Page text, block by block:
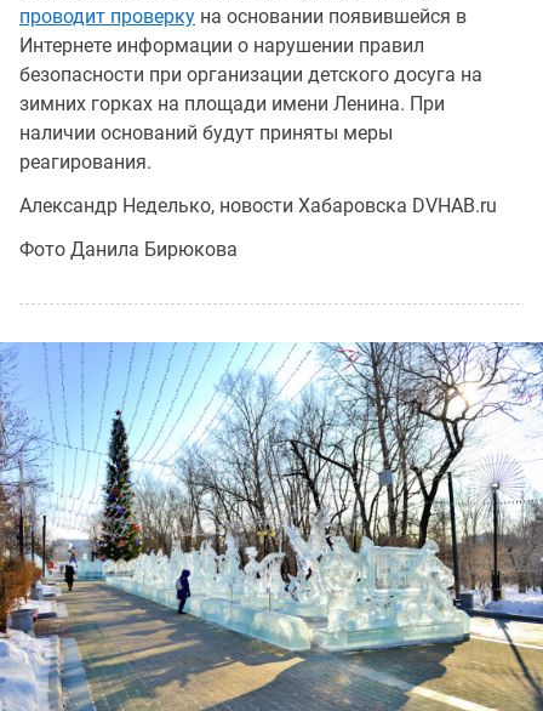
проводит проверку на основании появившейся в
Интернете информации о нарушении правил
безопасности при организации детского досуга на
зимних горках на площади имени Ленина. При
наличии оснований будут приняты меры
реагирования.
Александр Неделько, новости Хабаровска DVHAB.ru
Фото Данила Бирюкова